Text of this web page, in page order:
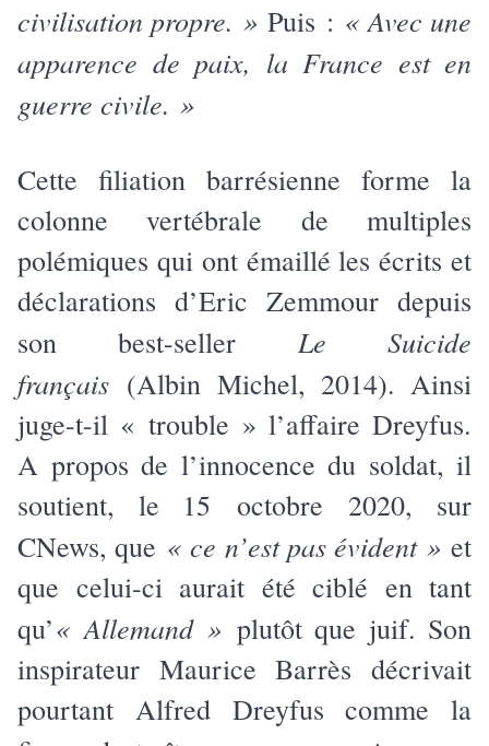
civilisation propre. » Puis : « Avec une
apparence de paix, la France est en
guerre civile. »
Cette filiation barrésienne forme la
colonne vertébrale de multiples
polémiques qui ont émaillé les écrits et
déclarations d’Eric Zemmour depuis
son best-sellerLe Suicide
français (Albin Michel, 2014). Ainsi
juge-t-il « trouble » l’affaire Dreyfus.
A propos de l’innocence du soldat, il
soutient, le 15 octobre 2020, sur
CNews, que « ce n’est pas évident » et
que celui-ci aurait été ciblé en tant
qu’« Allemand » plutôt que juif. Son
inspirateur Maurice Barrès décrivait
pourtant Alfred Dreyfus comme la